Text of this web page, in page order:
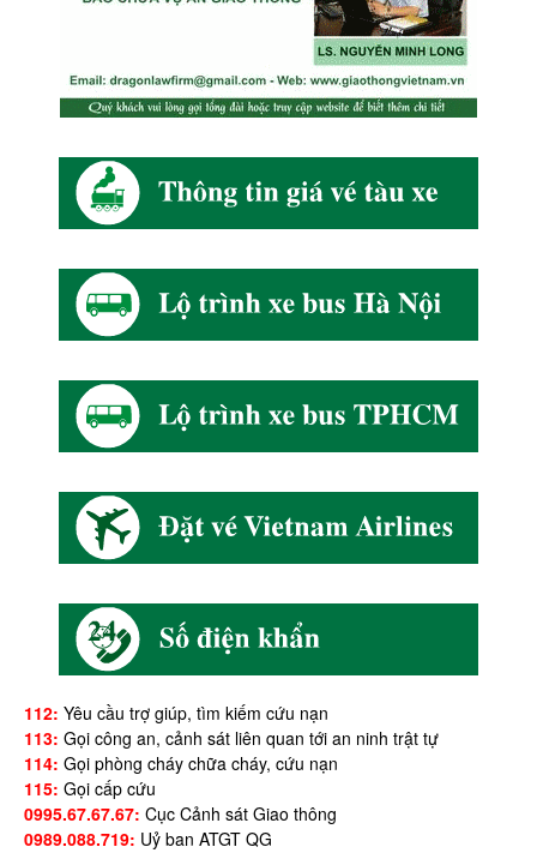
112: Yêu cầu trợ giúp, tìm kiếm cứu nạn
113: Gọi công an, cảnh sát liên quan tới an ninh trật tự
114: Gọi phòng cháy chữa cháy, cứu nạn
115: Gọi cấp cứu
0995.67.67.67: Cục Cảnh sát Giao thông
0989.088.719: Uỷ ban ATGT QG